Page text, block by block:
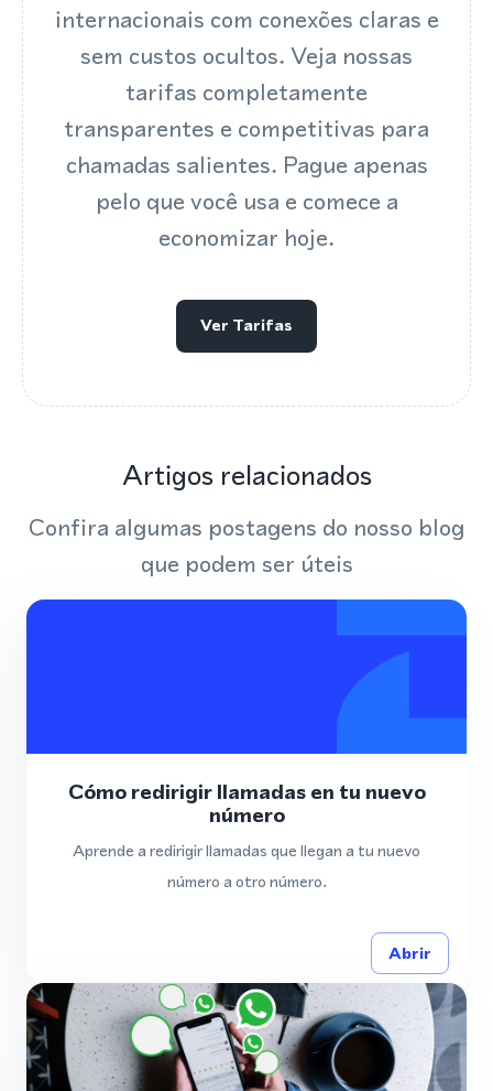
internacionais com conexões claras e
sem custos ocultos. Veja nossas
tarifas completamente
transparentes e competitivas para
chamadas salientes. Pague apenas
pelo que você usa e comece a
economizar hoje.
Ver Tarifas
Artigos relacionados
Confira algumas postagens do nosso blog
que podem ser úteis
Cómo redirigir llamadas en tu nuevo
número
Aprende a redirigir llamadas que llegan a tu nuevo
número a otro número.
Abrir